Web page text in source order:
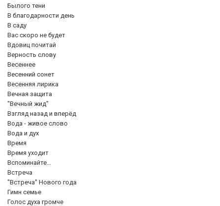
Былого тени
В благодарности день
В саду
Вас скоро не будет
Вдовиц почитай
Верность слову
Весеннее
Весенний сонет
Весенняя лирика
Вечная защита
"Вечный жид"
Взгляд назад и вперёд
Вода - живое слово
Вода и дух
Время
Время уходит
Вспоминайте…
Встреча
"Встреча" Нового года
Гимн семье
Голос духа громче